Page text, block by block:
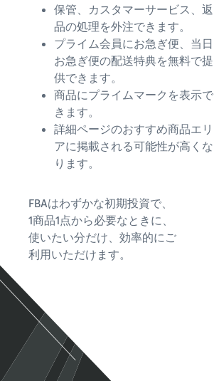
保管、カスタマーサービス、返
品の処理を外注できます。
プライム会員にお急ぎ便、当日
お急ぎ便の配送特典を無料で提
供できます。
商品にプライムマークを表示で
きます。
詳細ページのおすすめ商品エリ
アに掲載される可能性が高くな
ります。
FBAはわずかな初期投資で、
1商品1点から必要なときに、
使いたい分だけ、効率的にご
利用いただけます。